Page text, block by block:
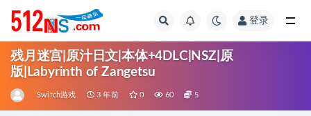
登录
残月迷宫|原汁日文|本体+4DLC|NSZ|原
版|Labyrinth of Zangetsu
Switch游戏 3 年前 0 60 5